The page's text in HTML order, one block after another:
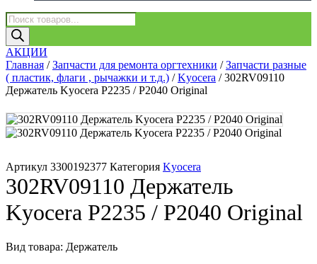
Память для принтера
Печатающая головка для принтера
Скрепки для финишера
Средства для сервиса / Оборудование
Стяжки для кабеля
Поиск
товаров
АКЦИИ
Главная /Запчасти для ремонта оргтехники /Запчасти разные
( пластик, флаги , рычажки и т.д.) /Kyocera / 302RV09110
Держатель Kyocera P2235 / P2040 Original
Артикул 3300192377 Категория Kyocera
302RV09110 Держатель
Kyocera P2235 / P2040 Original
Вид товара: Держатель